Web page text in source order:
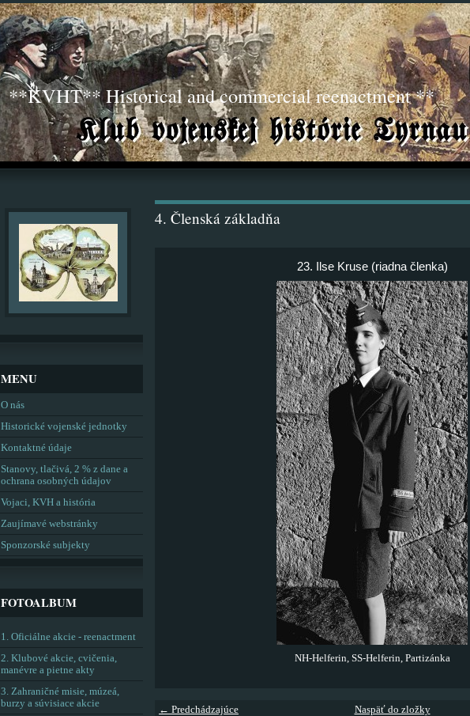
**KVHT** Historical and commercial reenactment **
4. Členská základňa
23. Ilse Kruse (riadna členka)
NH-Helferin, SS-Helferin, Partizánka
← Predchádzajúce
Naspäť do zložky
MENU
O nás
Historické vojenské jednotky
Kontaktné údaje
Stanovy, tlačivá, 2 % z dane a
ochrana osobných údajov
Vojaci, KVH a história
Zaujímavé webstránky
Sponzorské subjekty
FOTOALBUM
1. Oficiálne akcie - reenactment
2. Klubové akcie, cvičenia,
manévre a pietne akty
3. Zahraničné misie, múzeá,
burzy a súvisiace akcie